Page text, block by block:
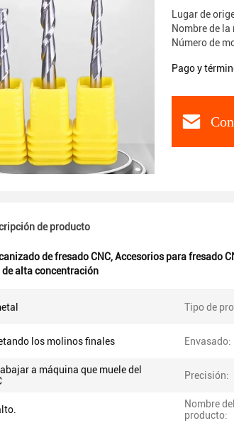
Lugar de
Nombre de la
Número de
Pago y
de producto
de fresado CNC,Accesorios para fresado
de alta concentración
Tipo de
los molinos finales Envasado:
a máquina que muele del
Precisión:
Nombre del
producto: